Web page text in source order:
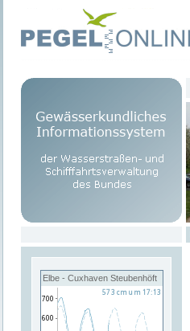
Elbe - Cuxhaven Steubenhöft